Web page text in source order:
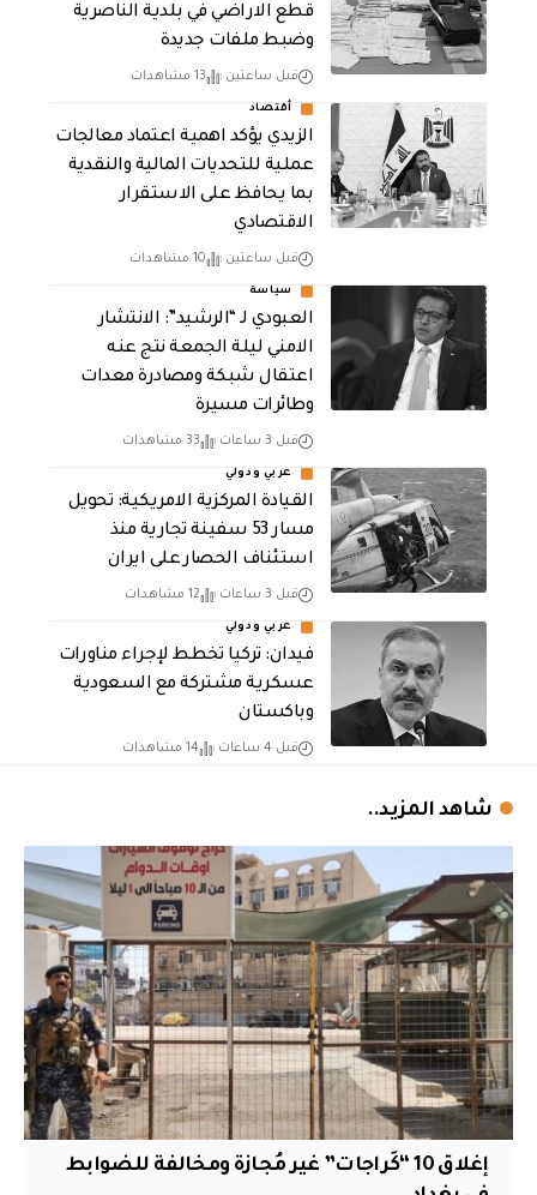
قطع الاراضي في بلدية الناصرية
وضبط ملفات جديدة
قبل ساعتين 13 مشاهدات
أقتصاد
الزيدي يؤكد اهمية اعتماد معالجات
عملية للتحديات المالية والنقدية
بما يحافظ على الاستقرار
الاقتصادي
قبل ساعتين 10 مشاهدات
سياسة
العبودي لـ “الرشيد”: الانتشار
الامني ليلة الجمعة نتج عنه
اعتقال شبكة ومصادرة معدات
وطائرات مسيرة
قبل 3 ساعات 33 مشاهدات
عربي ودولي
القيادة المركزية الامريكية: تحويل
مسار 53 سفينة تجارية منذ
استئناف الحصار على ايران
قبل 3 ساعات 12 مشاهدات
عربي ودولي
فيدان: تركيا تخطط لإجراء مناورات
عسكرية مشتركة مع السعودية
وباكستان
قبل 4 ساعات 14 مشاهدات
شاهد المزيد..
إغلاق 10 “كَراجات” غير مُجازة ومخالفة للضوابط